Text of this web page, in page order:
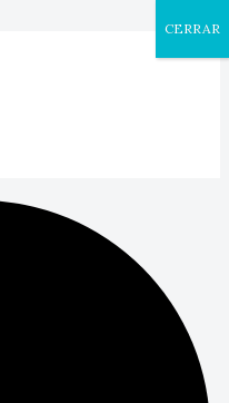
CERRAR